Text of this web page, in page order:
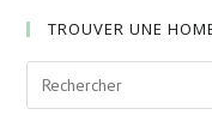
TROUVER UNE